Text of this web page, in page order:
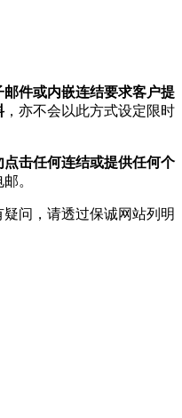
件或内嵌连结要求客户提
，亦不会以此方式设定限时
点击任何连结或提供任何个
。
问，请透过保诚网站列明